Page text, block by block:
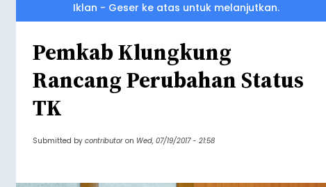
Iklan - Geser ke atas untuk melanjutkan.
Pemkab Klungkung
Rancang Perubahan Status
TK
Submitted by contributor on Wed, 07/19/2017 - 21:58